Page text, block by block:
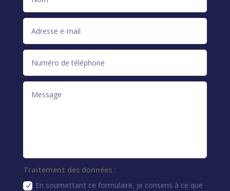
Traitement des données :
En soumettant ce formulaire, je consens à ce que